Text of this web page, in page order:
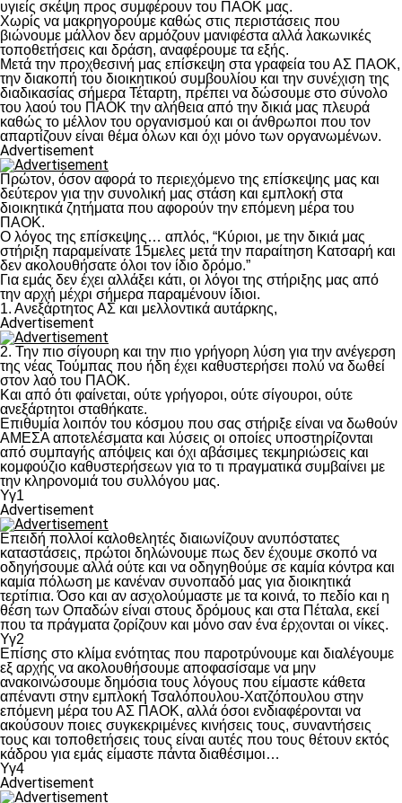
υγιείς σκέψη προς συμφέρουν του ΠΑΟΚ μας.
Χωρίς να μακρηγορούμε καθώς στις περιστάσεις που
βιώνουμε μάλλον δεν αρμόζουν μανιφέστα αλλά λακωνικές
τοποθετήσεις και δράση, αναφέρουμε τα εξής.
Μετά την προχθεσινή μας επίσκεψη στα γραφεία του ΑΣ ΠΑΟΚ,
την διακοπή του διοικητικού συμβουλίου και την συνέχιση της
διαδικασίας σήμερα Τέταρτη, πρέπει να δώσουμε στο σύνολο
του λαού του ΠΑΟΚ την αλήθεια από την δικιά μας πλευρά
καθώς το μέλλον του οργανισμού και οι άνθρωποι που τον
απαρτίζουν είναι θέμα όλων και όχι μόνο των οργανωμένων.
Advertisement
Πρώτον, όσον αφορά το περιεχόμενο της επίσκεψης μας και
δεύτερον για την συνολική μας στάση και εμπλοκή στα
διοικητικά ζητήματα που αφορούν την επόμενη μέρα του
ΠΑΟΚ.
Ο λόγος της επίσκεψης… απλός, “Κύριοι, με την δικιά μας
στήριξη παραμείνατε 15μελες μετά την παραίτηση Κατσαρή και
δεν ακολουθήσατε όλοι τον ίδιο δρόμο.”
Για εμάς δεν έχει αλλάξει κάτι, οι λόγοι της στήριξης μας από
την αρχή μέχρι σήμερα παραμένουν ίδιοι.
1. Ανεξάρτητος ΑΣ και μελλοντικά αυτάρκης,
Advertisement
2. Την πιο σίγουρη και την πιο γρήγορη λύση για την ανέγερση
της νέας Τούμπας που ήδη έχει καθυστερήσει πολύ να δωθεί
στον λαό του ΠΑΟΚ.
Και από ότι φαίνεται, ούτε γρήγοροι, ούτε σίγουροι, ούτε
ανεξάρτητοι σταθήκατε.
Επιθυμία λοιπόν του κόσμου που σας στήριξε είναι να δωθούν
ΑΜΕΣΑ αποτελέσματα και λύσεις οι οποίες υποστηρίζονται
από συμπαγής απόψεις και όχι αβάσιμες τεκμηριώσεις και
κομφούζιο καθυστερήσεων για το τι πραγματικά συμβαίνει με
την κληρονομιά του συλλόγου μας.
Υγ1
Advertisement
Επειδή πολλοί καλοθελητές διαιωνίζουν ανυπόστατες
καταστάσεις, πρώτοι δηλώνουμε πως δεν έχουμε σκοπό να
οδηγήσουμε αλλά ούτε και να οδηγηθούμε σε καμία κόντρα και
καμία πόλωση με κανέναν συνοπαδό μας για διοικητικά
τερτίπια. Όσο και αν ασχολούμαστε με τα κοινά, το πεδίο και η
θέση των Οπαδών είναι στους δρόμους και στα Πέταλα, εκεί
που τα πράγματα ζορίζουν και μόνο σαν ένα έρχονται οι νίκες.
Υγ2
Επίσης στο κλίμα ενότητας που παροτρύνουμε και διαλέγουμε
εξ αρχής να ακολουθήσουμε αποφασίσαμε να μην
ανακοινώσουμε δημόσια τους λόγους που είμαστε κάθετα
απέναντι στην εμπλοκή Τσαλόπουλου-Χατζόπουλου στην
επόμενη μέρα του ΑΣ ΠΑΟΚ, αλλά όσοι ενδιαφέρονται να
ακούσουν ποιες συγκεκριμένες κινήσεις τους, συναντήσεις
τους και τοποθετήσεις τους είναι αυτές που τους θέτουν εκτός
κάδρου για εμάς είμαστε πάντα διαθέσιμοι…
Υγ4
Advertisement